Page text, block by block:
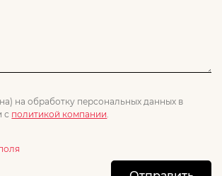
на обработку персональных данных в
с политикой компании